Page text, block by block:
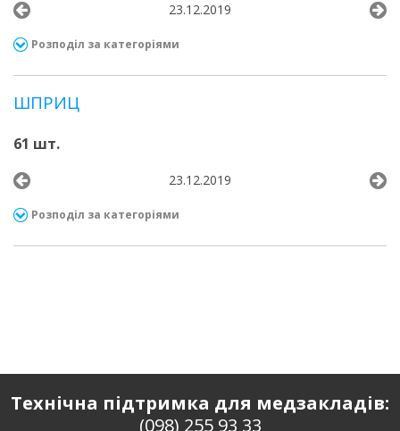
23.12.2019
Розподіл за категоріями
ШПРИЦ
61 шт.
23.12.2019
Розподіл за категоріями
Технічна підтримка для медзакладів:
(098) 255 93 33